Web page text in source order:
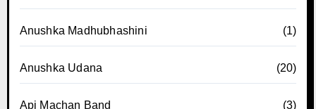
Anushka Madhubhashini (1)
Anushka Udana (20)
Api Machan Band (3)